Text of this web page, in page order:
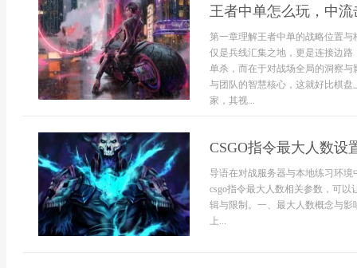
王者中单怎么玩，中
第一章理解王者中单的战略位置
仅是兵线汇集之地，更是连接边
单杀，而在于对战场全局的洞察
与团队的智慧核心，这就好比棋
家，其视...
CSGO指令最大人数设
导语在对战服务器与本地练习环
csgo指令最大人数相关参数，可
辑与限制。一、最大人数概念与
上...